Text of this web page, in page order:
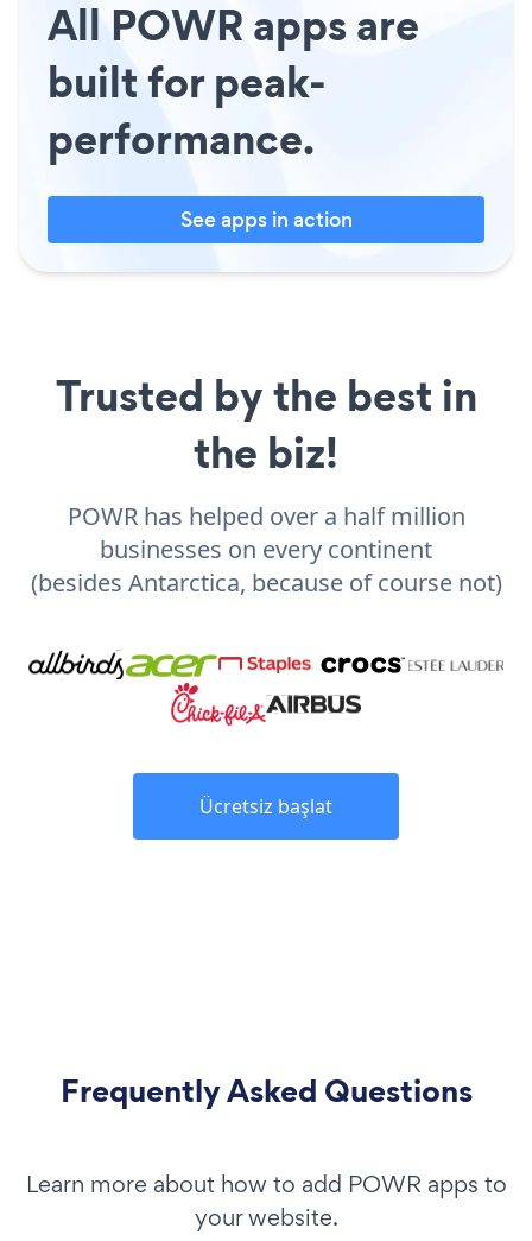
All POWR apps are
built for peak-
performance.
See apps in action
Trusted by the best in
the biz!
POWR has helped over a half million
businesses on every continent
(besides Antarctica, because of course not)
Ücretsiz başlat
Frequently Asked Questions
Learn more about how to add POWR apps to
your website.